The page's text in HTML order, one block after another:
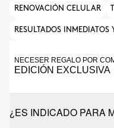
RENOVACIÓN CELULAR
RESULTADOS INMEDIATOS
NECESER REGALO POR
EDICIÓN EXCLUSIVA
¿ES INDICADO PARA